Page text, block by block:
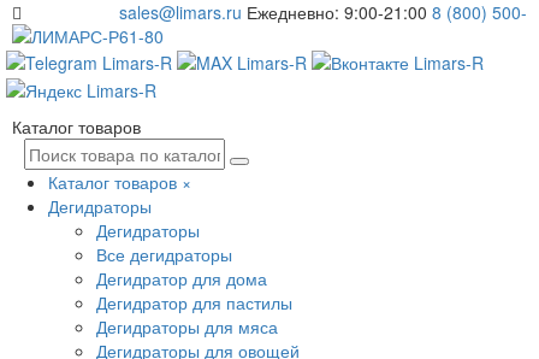
sales@limars.ru Ежедневно: 9:00-21:00 8 (800) 500-
61-80
Каталог товаров
Каталог товаров ×
Дегидраторы
Дегидраторы
Все дегидраторы
Дегидратор для дома
Дегидратор для пастилы
Дегидраторы для мяса
Дегидраторы для овощей